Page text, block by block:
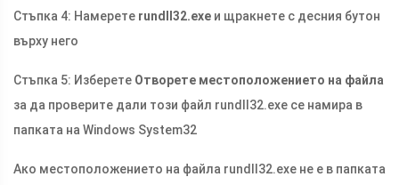
Стъпка 4: Намерете rundll32.exe и щракнете с десния бутон
върху него
Стъпка 5: Изберете Отворете местоположението на файла
за да проверите дали този файл rundll32.exe се намира в
папката на Windows System32
Ако местоположението на файла rundll32.exe не е в папката